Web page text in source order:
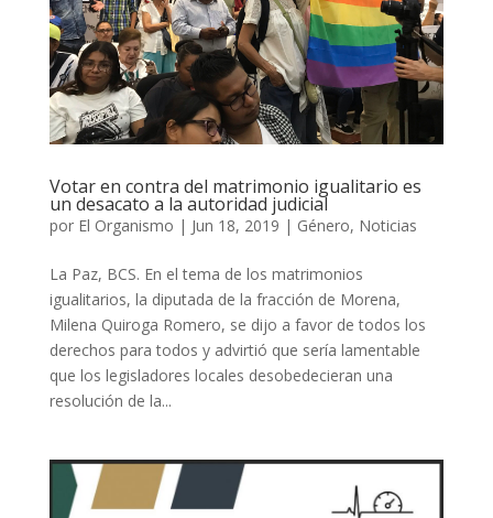
Votar en contra del matrimonio igualitario es
un desacato a la autoridad judicial
por El Organismo | Jun 18, 2019 | Género, Noticias
La Paz, BCS. En el tema de los matrimonios
igualitarios, la diputada de la fracción de Morena,
Milena Quiroga Romero, se dijo a favor de todos los
derechos para todos y advirtió que sería lamentable
que los legisladores locales desobedecieran una
resolución de la...